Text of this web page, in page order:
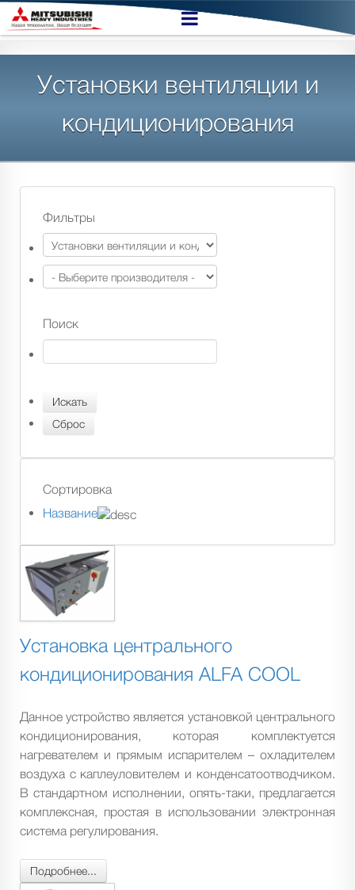
Установки вентиляции и
кондиционирования
Фильтры
Поиск
Сортировка
Название
Установка центрального
кондиционирования ALFA COOL
Данное устройство является установкой центрального
кондиционирования, которая комплектуется
нагревателем и прямым испарителем – охладителем
воздуха с каплеуловителем и конденсатоотводчиком.
В стандартном исполнении, опять-таки, предлагается
комплексная, простая в использовании электронная
система регулирования.
Подробнее...